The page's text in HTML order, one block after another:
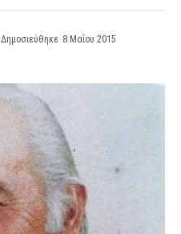
Δημοσιεύθηκε 8 Μαΐου 2015